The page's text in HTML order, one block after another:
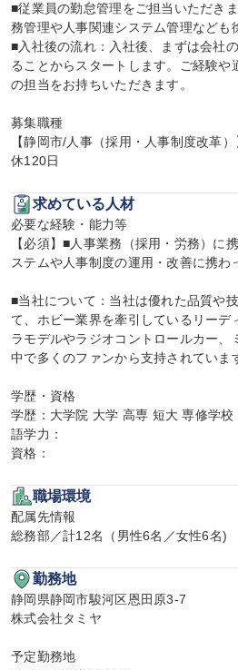
■従業員の勤怠管理をご担当いただき
務管理や人事関連システム管理なども
■入社後の流れ：入社後、まずは会社
ることからスタートします。ご経験や
の担当をお持ちいただきます。
募集職種
【静岡市/人事（採用・人事制度改革
休120日
求めている人材
必要な経験・能力等
【必須】■人事業務（採用・労務）に
ステムや人事制度の運用・改善に携わ
■当社について：当社は優れた品質や
て、ホビー業界を牽引しているリーデ
ラモデルやラジオコントロールカー、
中で多くのファンから支持されていま
学歴・資格
学歴：大学院 大学 高専 短大 専修学校
語学力：
資格：
職場環境
配属先情報
総務部／計12名（男性6名／女性6名)
勤務地
静岡県静岡市駿河区恩田原3-7
株式会社タミヤ
予定勤務地